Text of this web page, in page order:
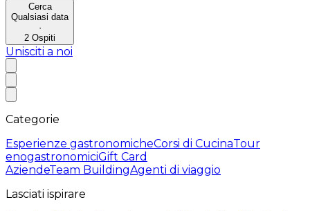
Cerca
Qualsiasi data
·
2 Ospiti
Unisciti a noi
Categorie
Esperienze gastronomicheCorsi di CucinaTour
enogastronomiciGift Card
AziendeTeam BuildingAgenti di viaggio
Lasciati ispirare